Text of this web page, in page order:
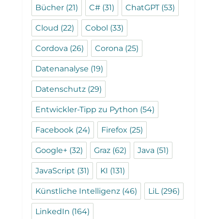
Bücher (21) C# (31) ChatGPT(53)
Cloud (22) Cobol (33)
Cordova (26) Corona (25)
Datenanalyse (19)
Datenschutz (29)
Entwickler-Tipp zu Python (54)
Facebook (24) Firefox (25)
Google+ (32) Graz (62) Java (51)
JavaScript (31) KI (131)
Künstliche Intelligenz (46) LiL(296)
LinkedIn (164)